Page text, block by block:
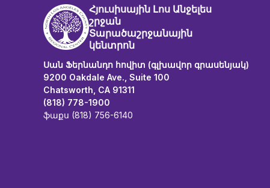
Հյուսիսային Լոս Անջելես
շրջան
Տարածաշրջանային
կենտրոն
Սան Ֆերնանդո հովիտ (գլխավոր գրասենյակ)
9200 Oakdale Ave., Suite 100
Chatsworth, CA 91311
(818) 778-1900
ֆաքս (818) 756-6140